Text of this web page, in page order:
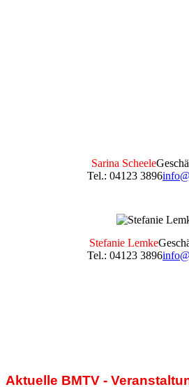
Sarina Scheele
Tel.: 04123 3896
Stefanie Lemke
Tel.: 04123 3896
Aktuelle BMTV -